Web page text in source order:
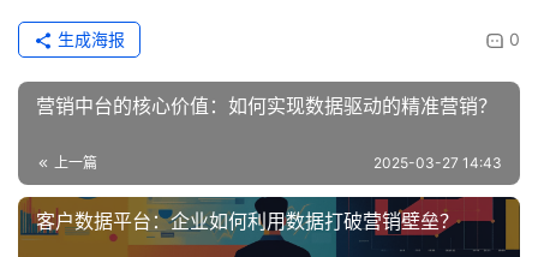
0
生成海报
营销中台的核心价值：如何实现数据驱动的精准营销？
上一篇 2025-03-27 14:43
客户数据平台：企业如何利用数据打破营销壁垒？